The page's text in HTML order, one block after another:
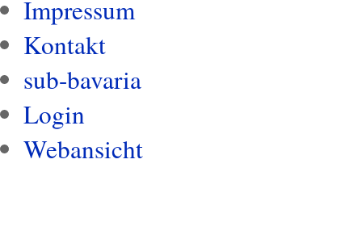
Impressum
Kontakt
sub-bavaria
Login
Webansicht